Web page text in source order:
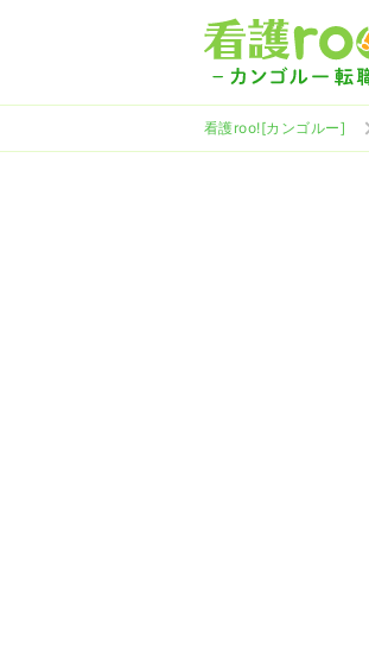
看護roo![カンゴルー]